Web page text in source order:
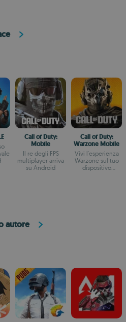
Call of Duty:
Mobile
Il re degli FPS
multiplayer arriva
su Android
Call of Duty:
Warzone Mobile
Vivi l'esperienza
Warzone sul tuo
dispositivo
autore